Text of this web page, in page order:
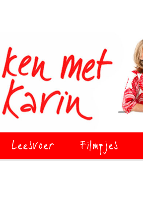
Leesvoer Filmpjes